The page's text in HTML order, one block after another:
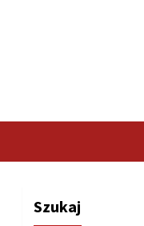
Szukaj